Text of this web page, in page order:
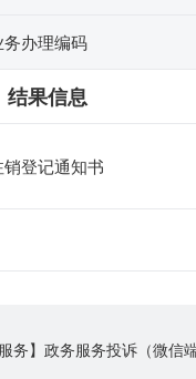
务办理编码
结果信息
销登记通知书
务】政务服务投诉（微信端